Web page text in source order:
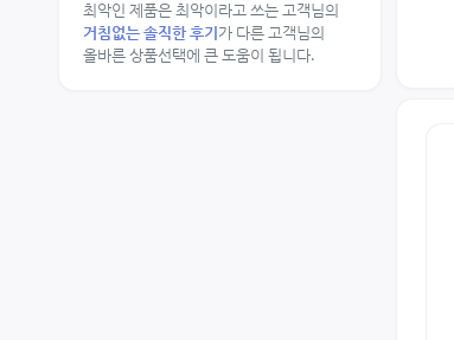
최악인 제품은 최악이라고 쓰는 고객님의
거침없는 솔직한 후기가 다른 고객님의
올바른 상품선택에 큰 도움이 됩니다.